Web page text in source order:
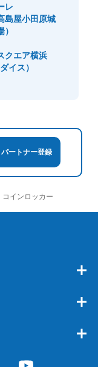
レ
島屋小田原城
クエア横浜
イス）
パートナー登録
インロッカー